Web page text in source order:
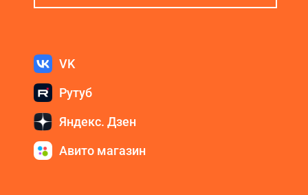
VK
Рутуб
Яндекс. Дзен
Авито магазин